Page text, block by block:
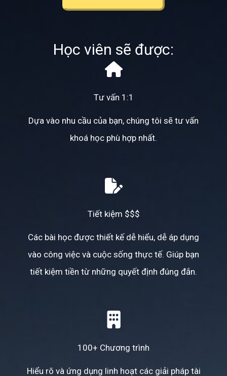
Học viên sẽ được:
Tư vấn 1:1
Dựa vào nhu cầu của bạn, chúng tôi sẽ tư vấn
khoá học phù hợp nhất.
Tiết kiệm $$$
Các bài học được thiết kế dễ hiểu, dễ áp dụng
vào công việc và cuộc sống thực tế. Giúp bạn
tiết kiệm tiền từ những quyết định đúng đắn.
100+ Chương trình
Hiểu rõ và ứng dụng linh hoạt các giải pháp tài